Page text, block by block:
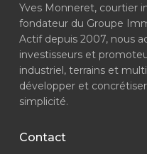
Yves Monneret, courtier
fondateur du Groupe
Actif depuis 2007, nous
investisseurs et
industriel, terrains et
développer et
simplicité.
Contact